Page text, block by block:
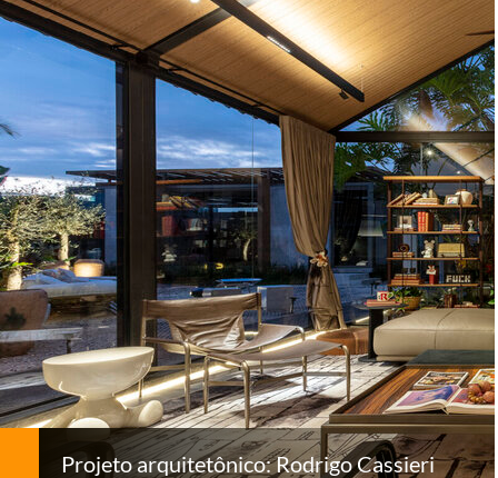
Projeto arquitetônico: Rodrigo Cassieri